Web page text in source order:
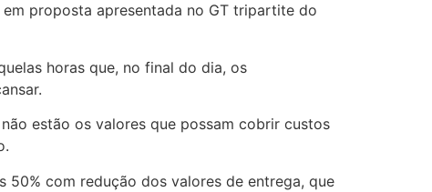
em proposta apresentada no GT tripartite do
horas que, no final do dia, os
estão os valores que possam cobrir custos
50% com redução dos valores de entrega, que